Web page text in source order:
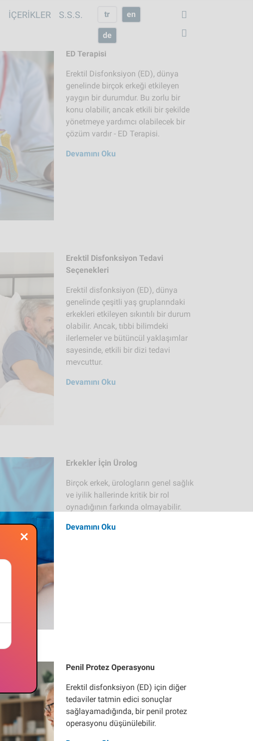
İÇERIKLER S.S.S. tr en
de
ED Terapisi
Erektil Disfonksiyon (ED), dünya
genelinde birçok erkeği etkileyen
yaygın bir durumdur. Bu zorlu bir
konu olabilir, ancak etkili bir şekilde
yönetmeye yardımcı olabilecek bir
çözüm vardır - ED Terapisi.
Devamını Oku
Erektil Disfonksiyon Tedavi
Seçenekleri
Erektil disfonksiyon (ED), dünya
genelinde çeşitli yaş gruplarındaki
erkekleri etkileyen sıkıntılı bir durum
olabilir. Ancak, tıbbi bilimdeki
ilerlemeler ve bütüncül yaklaşımlar
sayesinde, etkili bir dizi tedavi
mevcuttur.
Devamını Oku
Erkekler İçin Ürolog
Birçok erkek, ürologların genel sağlık
ve iyilik hallerinde kritik bir rol
oynadığının farkında olmayabilir.
Devamını Oku
Penil Protez Operasyonu
Erektil disfonksiyon (ED) için diğer
tedaviler tatmin edici sonuçlar
sağlayamadığında, bir penil protez
operasyonu düşünülebilir.